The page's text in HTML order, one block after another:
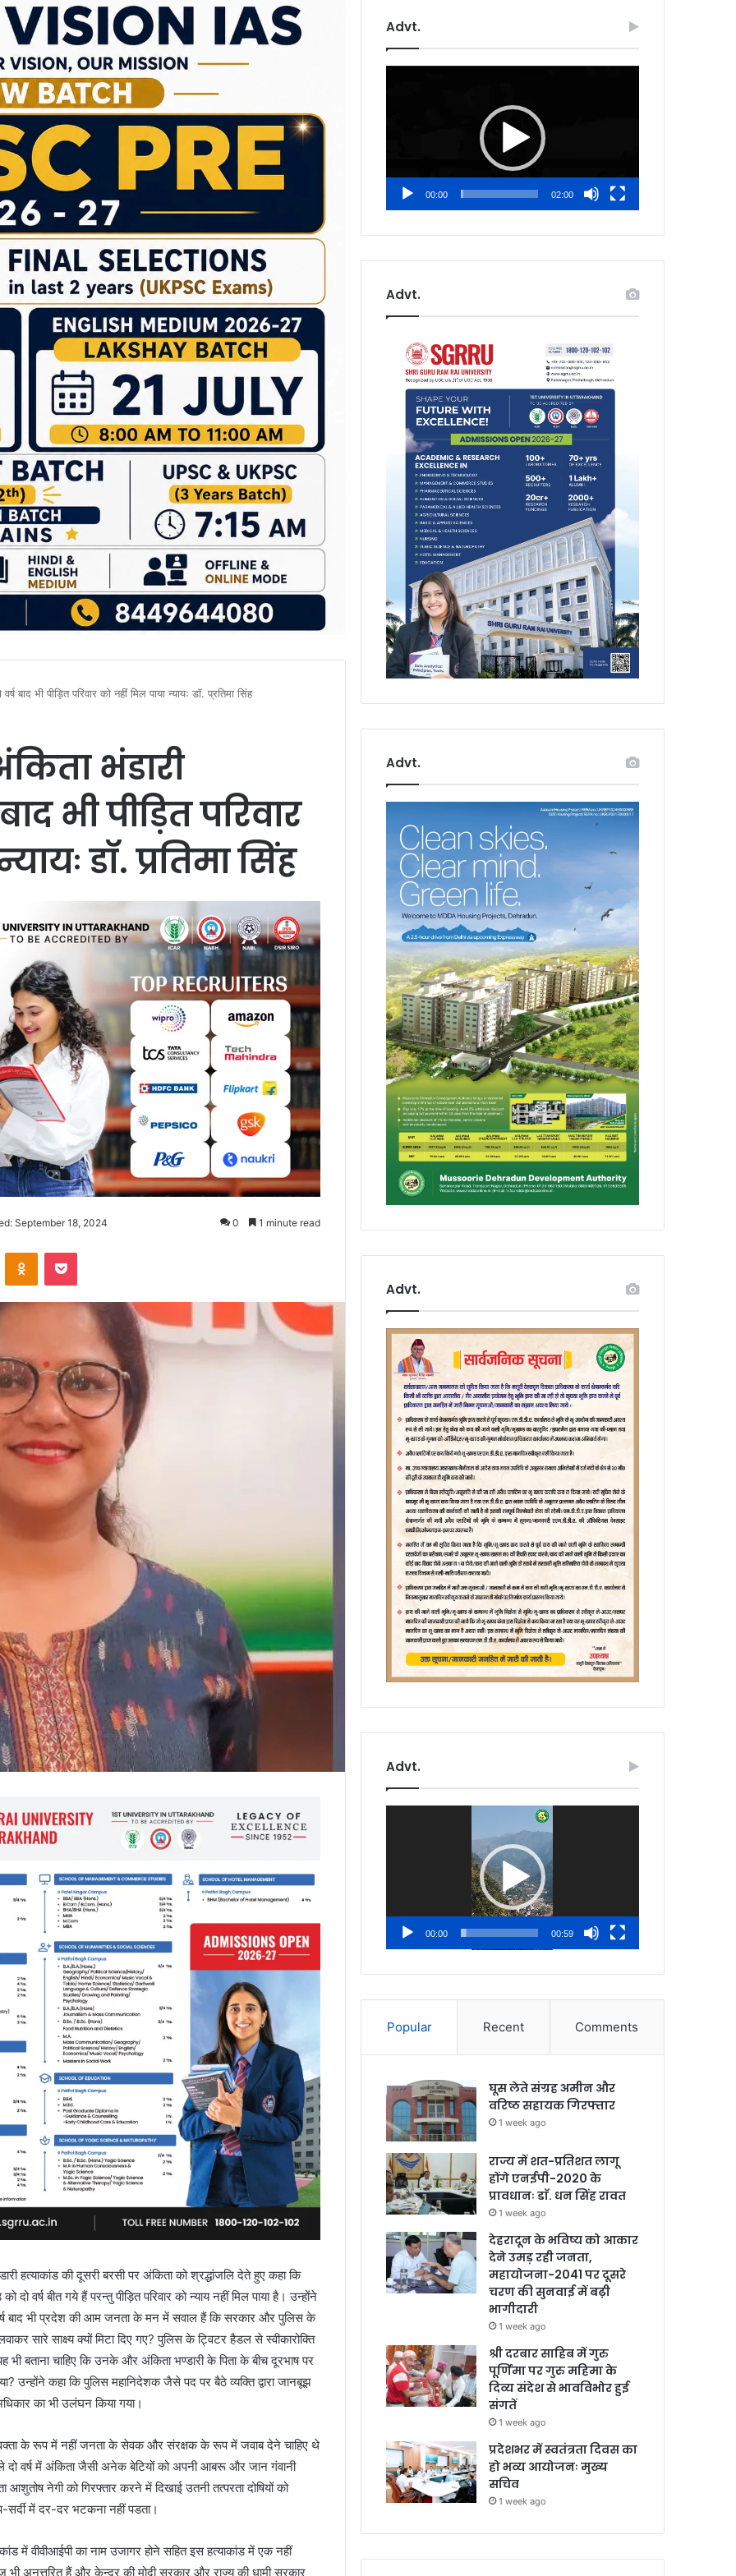
बाद भी पीड़ित परिवार को नहीं मिल पाया न्यायः डॉ. प्रतिमा सिंह
भंडारी
भी पीड़ित परिवार
डॉ. प्रतिमा सिंह
September 18, 2024 0 1 minute read
हत्याकांड की दूसरी बरसी पर अंकिता को श्रद्धांजलि देते हुए कहा कि
वर्ष बीत गये हैं परन्तु पीड़ित परिवार को न्याय नहीं मिल पाया है। उन्होंने
बाद भी प्रदेश की आम जनता के मन में सवाल हैं कि सरकार और पुलिस के
सारे साक्ष्य क्यों मिटा दिए गए? पुलिस के ट्विटर हैडल से स्वीकारोक्ति
भी बताना चाहिए कि उनके और अंकिता भण्डारी के पिता के बीच दूरभाष पर
उन्होंने कहा कि पुलिस महानिदेशक जैसे पद पर बैठे व्यक्ति द्वारा जानबूझ
का भी उलंघन किया गया।
के रूप में नहीं जनता के सेवक और संरक्षक के रूप में जवाब देने चाहिए थे
दो वर्ष में अंकिता जैसी अनेक बेटियों को अपनी आबरू और जान गंवानी
नेगी को गिरफ्तार करने में दिखाई उतनी तत्परता दोषियों को
सर्दी में दर-दर भटकना नहीं पडता।
में वीवीआईपी का नाम उजागर होने सहित इस हत्याकांड में एक नहीं
हैं और केन्द्र की मोदी सरकार और राज्य की धामी सरकार
Advt.
00:00 02:00
Advt.
Advt.
Advt.
Advt.
00:00 00:59
Popular Recent Comments
घूस लेते संग्रह अमीन और
वरिष्ठ सहायक गिरफ्तार
1 week ago
राज्य में शत-प्रतिशत लागू
होंगे एनईपी-2020 के
प्रावधानः डाॅ. धन सिंह रावत
1 week ago
देहरादून के भविष्य को आकार
देने उमड़ रही जनता,
महायोजना-2041 पर दूसरे
चरण की सुनवाई में बढ़ी
भागीदारी
1 week ago
श्री दरबार साहिब में गुरु
पूर्णिमा पर गुरु महिमा के
दिव्य संदेश से भावविभोर हुई
संगतें
1 week ago
प्रदेशभर में स्वतंत्रता दिवस का
हो भव्य आयोजनः मुख्य
सचिव
1 week ago